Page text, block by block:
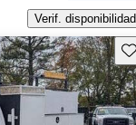
Verif. disponibilidad